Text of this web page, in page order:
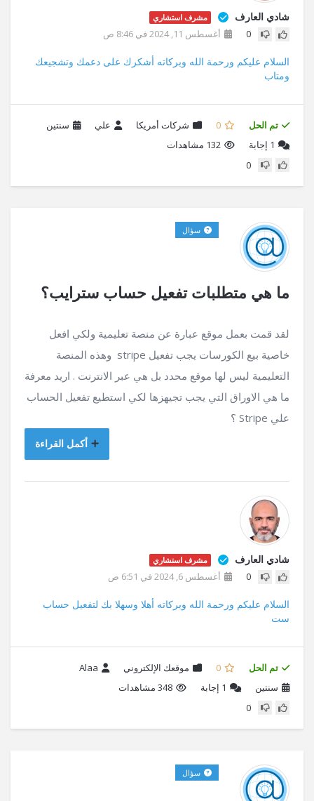
شادي العارف مشرف استشاري
0 أغسطس 11, 2024 في 8:46 ص
السلام عليكم ورحمة الله وبركاته أشكرك على دعمك وتشجيعك
ومتاب
تم الحل 0 شركات أمريكا علي
سنتين
1 إجابة
132 مشاهدات
0
ما هي متطلبات تفعيل حساب سترايب؟
سؤال
لقد قمت بعمل موقع عبارة عن منصة تعليمية ولكي افعل
خاصية بيع الكورسات يجب تفعيل stripe وهذه المنصة
التعليمية ليس لها موقع محدد بل هي عبر الانترنت . اريد معرفة
ما هي الاوراق التي يجب تجيهزها لكي استطيع تفعيل الحساب
علي Stripe ؟
أكمل القراءة
شادي العارف مشرف استشاري
0 أغسطس 6, 2024 في 6:51 ص
السلام عليكم ورحمة الله وبركاته أهلا وسهلا بك لتفعيل حساب
ست
تم الحل 0 موقعك الإلكتروني
Alaa
سنتين
1 إجابة
348 مشاهدات
0
سؤال